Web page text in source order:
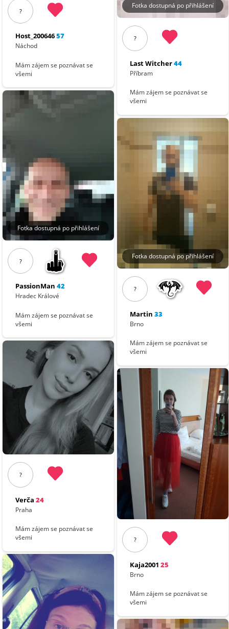
?
Host_20064657
Náchod
Mám zájem se poznávat se
všemi
Fotka dostupná po přihlášení
?
PassionMan 42
Hradec Králové
Mám zájem se poznávat se
všemi
?
Verča 24
Praha
Mám zájem se poznávat se
všemi
Fotka dostupná po přihlášení
?
Last Witcher44
Příbram
Mám zájem se poznávat se
všemi
Fotka dostupná po přihlášení
?
Martin 33
Brno
Mám zájem se poznávat se
všemi
?
Kaja2001 25
Brno
Mám zájem se poznávat se
všemi